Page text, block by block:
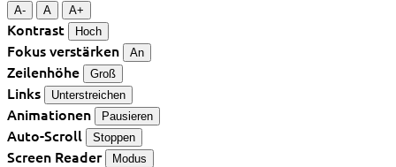
A- A A+
Kontrast Hoch
Fokus verstärken An
Zeilenhöhe Groß
Links Unterstreichen
Animationen Pausieren
Auto-Scroll Stoppen
Screen Reader
Modus